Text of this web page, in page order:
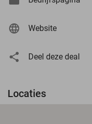
Website
Deel deze deal
Locaties